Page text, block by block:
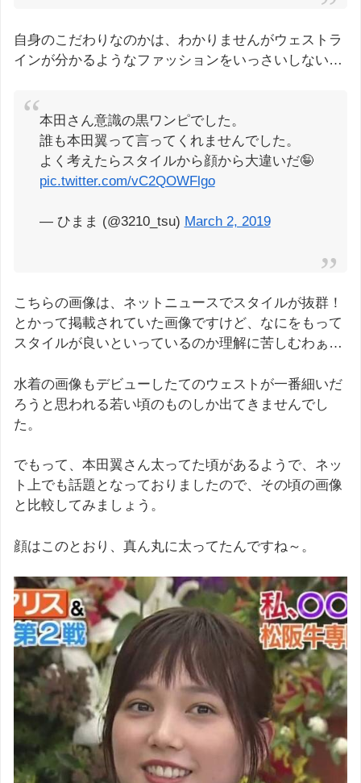
自身のこだわりなのかは、わかりませんがウェストラ
インが分かるようなファッションをいっさいしない…
本田さん意識の黒ワンピでした。
誰も本田翼って言ってくれませんでした。
よく考えたらスタイルから顔から大違いだ🤪
pic.twitter.com/vC2QOWFlgo
— ひまま (@3210_tsu) March 2, 2019
こちらの画像は、ネットニュースでスタイルが抜群！
とかって掲載されていた画像ですけど、なにをもって
スタイルが良いといっているのか理解に苦しむわぁ…
水着の画像もデビューしたてのウェストが一番細いだ
ろうと思われる若い頃のものしか出てきませんでし
た。
でもって、本田翼さん太ってた頃があるようで、ネッ
ト上でも話題となっておりましたので、その頃の画像
と比較してみましょう。
顔はこのとおり、真ん丸に太ってたんですね～。